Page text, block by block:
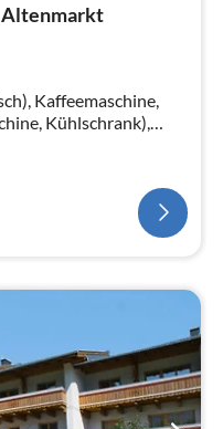
Altenmarkt
Kaffeemaschine,
Kühlschrank),
TV(Kabel)